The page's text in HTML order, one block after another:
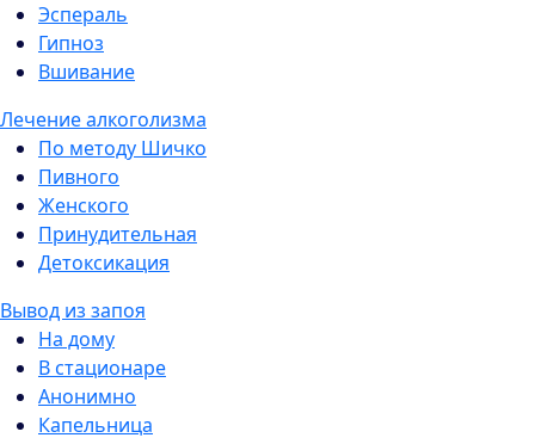
Эспераль
Гипноз
Вшивание
Лечение алкоголизма
По методу Шичко
Пивного
Женского
Принудительная
Детоксикация
Вывод из запоя
На дому
В стационаре
Анонимно
Капельница